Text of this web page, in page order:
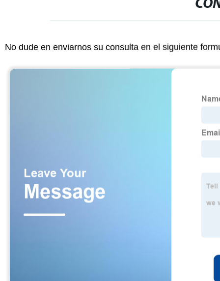
No dude en enviarnos su consulta en el siguiente